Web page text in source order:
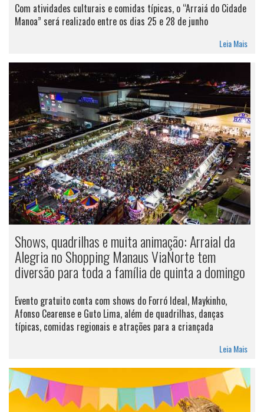
Com atividades culturais e comidas típicas, o “Arraiá do Cidade
Manoa” será realizado entre os dias 25 e 28 de junho
Leia Mais
Shows, quadrilhas e muita animação: Arraial da
Alegria no Shopping Manaus ViaNorte tem
diversão para toda a família de quinta a domingo
Evento gratuito conta com shows do Forró Ideal, Maykinho,
Afonso Cearense e Guto Lima, além de quadrilhas, danças
típicas, comidas regionais e atrações para a criançada
Leia Mais